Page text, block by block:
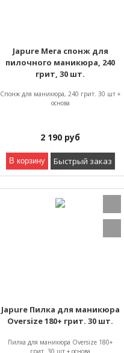
Japure Мега спонж для
пилочного маникюра, 240
грит, 30 шт.
Спонж для маникюра, 240 грит. 30 шт +
основа
2 190 руб
В корзину Быстрый заказ
Japure Пилка для маникюра
Oversize 180+ грит. 30 шт.
Пилка для маникюра Oversize 180+
грит. 30 шт + основа